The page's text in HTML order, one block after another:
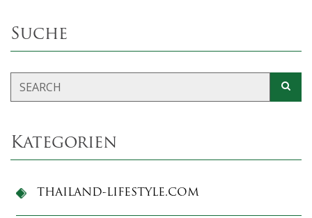
Suche
Kategorien
THAILAND-LIFESTYLE.COM